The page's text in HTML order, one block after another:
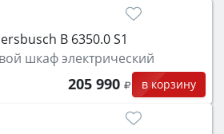
B 6350.0 S1
шкаф электрический
205 990 в корзину